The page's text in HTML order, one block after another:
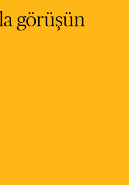
görüşün